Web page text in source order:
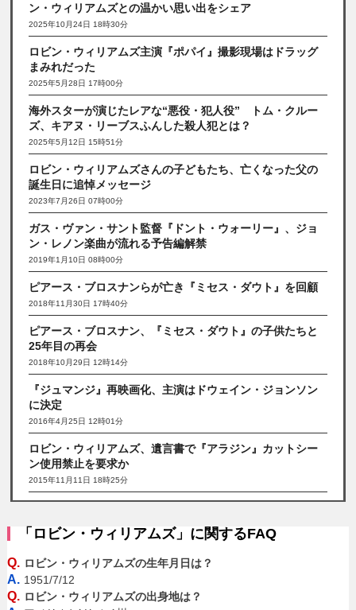
ン・ウィリアムズとの温かい思い出をシェア
2025年10月24日 18時30分
ロビン・ウィリアムズ主演『ポパイ』撮影現場はドラッグ
まみれだった
2025年5月28日 17時00分
海外スターが演じたレアな“悪役・犯人役” トム・クルー
ズ、キアヌ・リーブスふんした殺人犯とは？
2025年5月12日 15時51分
ロビン・ウィリアムズさんの子どもたち、亡くなった父の
誕生日に追悼メッセージ
2023年7月26日 07時00分
ガス・ヴァン・サント監督『ドント・ウォーリー』、ジョ
ン・レノン楽曲が流れる予告編解禁
2019年1月10日 08時00分
ピアース・ブロスナンらが亡き『ミセス・ダウト』を回顧
2018年11月30日 17時40分
ピアース・ブロスナン、『ミセス・ダウト』の子供たちと
25年目の再会
2018年10月29日 12時14分
『ジュマンジ』再映画化、主演はドウェイン・ジョンソン
に決定
2016年4月25日 12時01分
ロビン・ウィリアムズ、遺言書で『アラジン』カットシー
ン使用禁止を要求か
2015年11月11日 18時25分
「ロビン・ウィリアムズ」に関するFAQ
Q. ロビン・ウィリアムズの生年月日は？
A. 1951/7/12
Q. ロビン・ウィリアムズの出身地は？